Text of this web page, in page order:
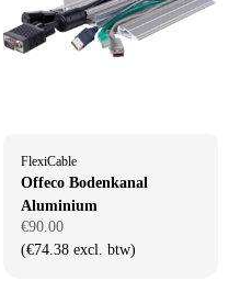
FlexiCable
Offeco Bodenkanal
Aluminium
€90.00
(€74.38 excl. btw)